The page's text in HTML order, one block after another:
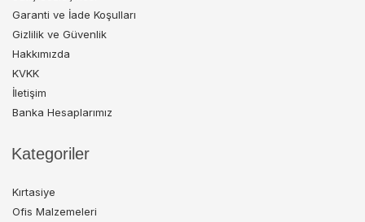
Garanti ve İade Koşulları
Gizlilik ve Güvenlik
Hakkımızda
KVKK
İletişim
Banka Hesaplarımız
Kategoriler
Kırtasiye
Ofis Malzemeleri